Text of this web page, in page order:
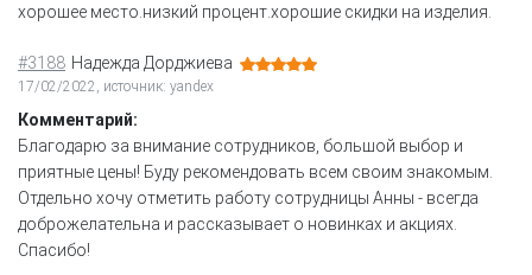
хорошее место.низкий процент.хорошие скидки на изделия.
#3188 Надежда Дорджиева
17/02/2022, источник: yandex
Комментарий:
Благодарю за внимание сотрудников, большой выбор и
приятные цены! Буду рекомендовать всем своим знакомым.
Отдельно хочу отметить работу сотрудницы Анны - всегда
доброжелательна и рассказывает о новинках и акциях.
Спасибо!